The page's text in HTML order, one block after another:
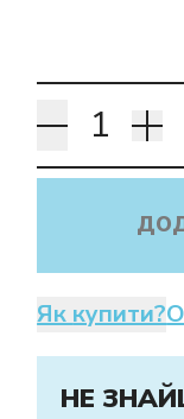
Як купити?
НЕ